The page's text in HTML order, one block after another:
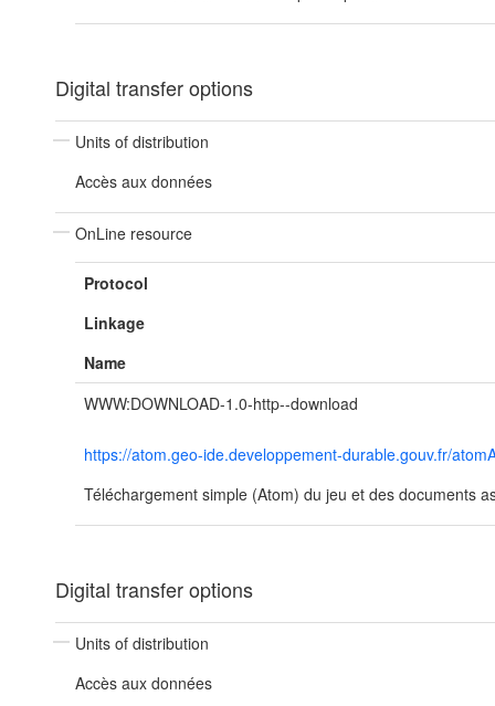
Digital transfer options
Units of distribution
Accès aux données
OnLine resource
Protocol
Linkage
Name
WWW:DOWNLOAD-1.0-http--download
https://atom.geo-ide.developpement-durable.gouv.fr/
Téléchargement simple (Atom) du jeu et des documents
Digital transfer options
Units of distribution
Accès aux données